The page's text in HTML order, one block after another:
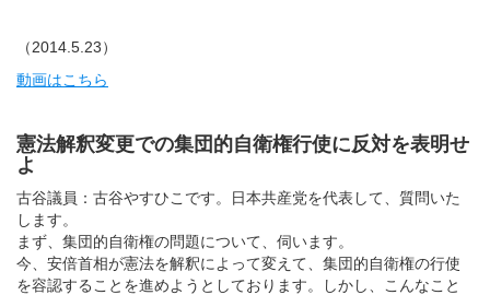
（2014.5.23）
動画はこちら
憲法解釈変更での集団的自衛権行使に反対を表明せ
よ
古谷議員：古谷やすひこです。日本共産党を代表して、質問いた
します。
まず、集団的自衛権の問題について、伺います。
今、安倍首相が憲法を解釈によって変えて、集団的自衛権の行使
を容認することを進めようとしております。しかし、こんなこと